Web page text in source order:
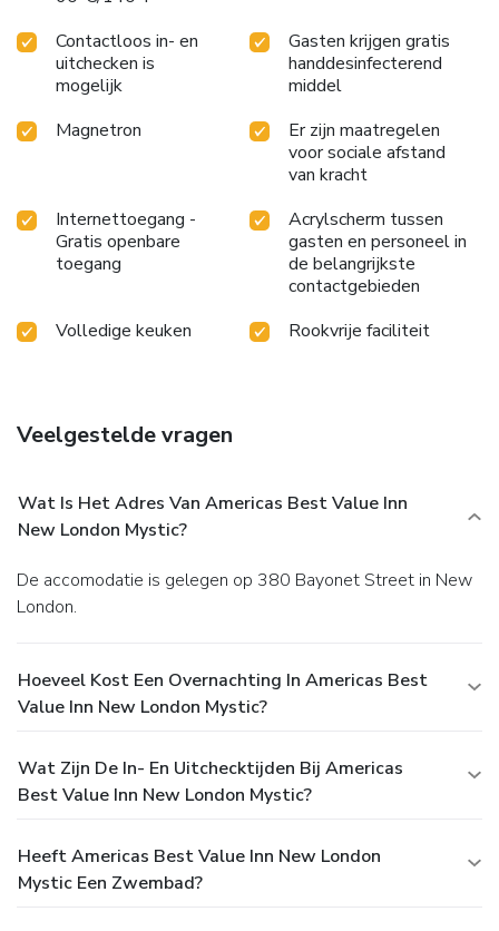
Contactloos in- en
uitchecken is
mogelijk
Gasten krijgen gratis
handdesinfecterend
middel
Magnetron
Er zijn maatregelen
voor sociale afstand
van kracht
Internettoegang -
Gratis openbare
toegang
Acrylscherm tussen
gasten en personeel in
de belangrijkste
contactgebieden
Volledige keuken
Rookvrije faciliteit
Veelgestelde vragen
Wat Is Het Adres Van Americas Best Value Inn
New London Mystic?
De accomodatie is gelegen op 380 Bayonet Street in New
London.
Hoeveel Kost Een Overnachting In Americas Best
Value Inn New London Mystic?
Wat Zijn De In- En Uitchecktijden Bij Americas
Best Value Inn New London Mystic?
Heeft Americas Best Value Inn New London
Mystic Een Zwembad?